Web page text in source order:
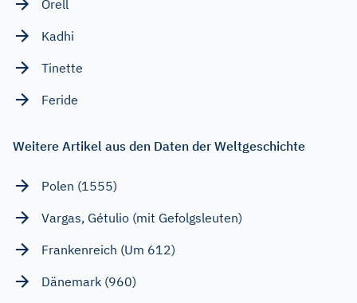
Orell
Kadhi
Tinette
Feride
Weitere Artikel aus den Daten der Weltgeschichte
Polen (1555)
Vargas, Gétulio (mit Gefolgsleuten)
Frankenreich (Um 612)
Dänemark (960)